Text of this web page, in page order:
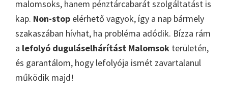
malomsoks, hanem pénztárcabarát szolgáltatást is
kap. Non-stop elérhető vagyok, így a nap bármely
szakaszában hívhat, ha probléma adódik. Bízza rám
a lefolyó duguláselhárítást Malomsok területén,
és garantálom, hogy lefolyója ismét zavartalanul
működik majd!